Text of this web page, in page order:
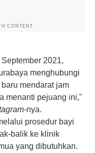
CONTENT
2021,
menghubungi
mendarat jam
menanti pejuang ini,"
-nya.
prosedur bayi
balik ke klinik
yang dibutuhkan.